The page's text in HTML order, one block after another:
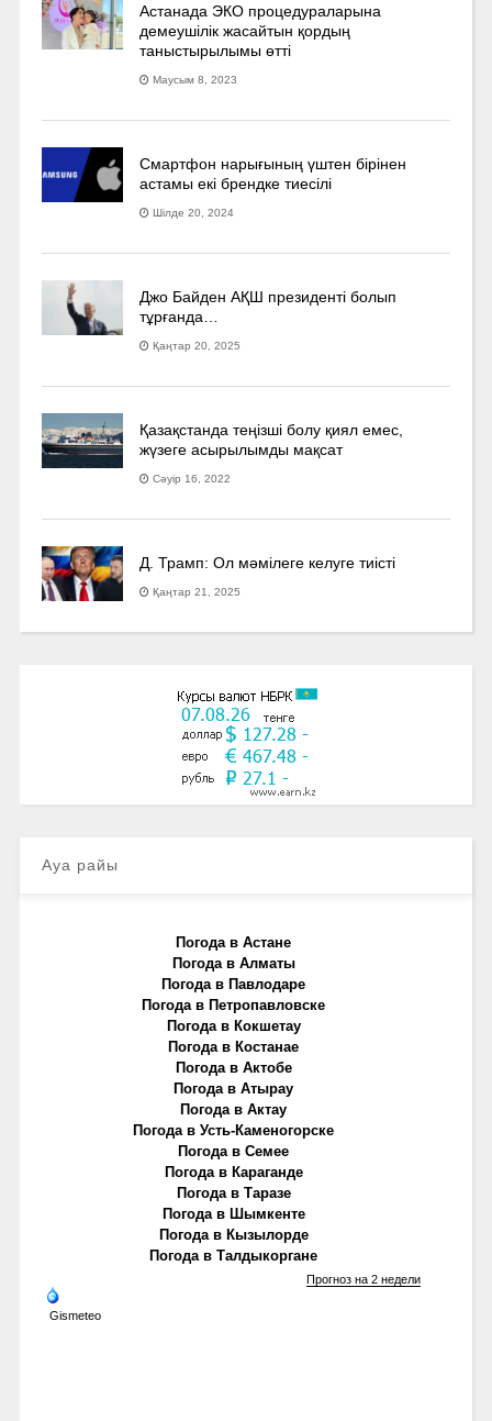
Астанада ЭКО процедураларына
демеушілік жасайтын қордың
таныстырылымы өтті
Маусым 8, 2023
Смартфон нарығының үштен бірінен
астамы екі брендке тиесілі
Шілде 20, 2024
Джо Байден АҚШ президенті болып
тұрғанда…
Қаңтар 20, 2025
Қазақстанда теңізші болу қиял емес,
жүзеге асырылымды мақсат
Сәуір 16, 2022
Д. Трамп: Ол мәмілеге келуге тиісті
Қаңтар 21, 2025
Ауа райы
Погода в Астане
Погода в Алматы
Погода в Павлодаре
Погода в Петропавловске
Погода в Кокшетау
Погода в Костанае
Погода в Актобе
Погода в Атырау
Погода в Актау
Погода в Усть-Каменогорске
Погода в Семее
Погода в Караганде
Погода в Таразе
Погода в Шымкенте
Погода в Кызылорде
Погода в Талдыкоргане
Gismeteo
Прогноз на 2 недели